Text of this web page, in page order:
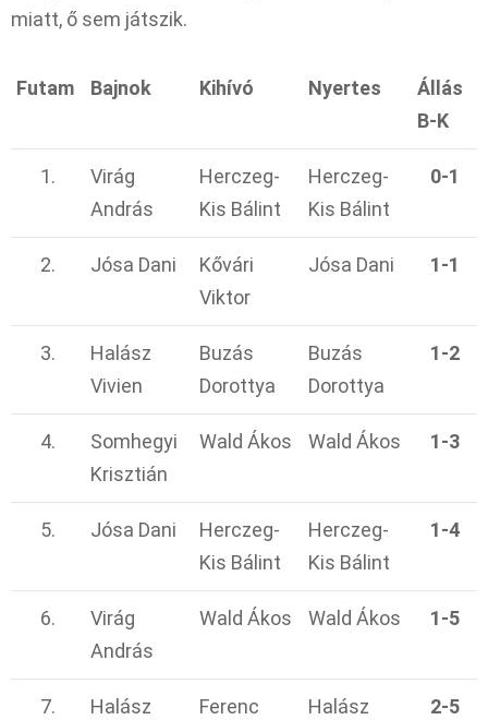
miatt, ő sem játszik.
Futam Bajnok Kihívó Nyertes
Állás
B-K
1.
Virág
András
Herczeg-
Kis Bálint
Herczeg-
Kis Bálint
0-1
2. Jósa Dani
Kővári
Viktor
Jósa Dani 1-1
3.
Halász
Vivien
Buzás
Dorottya
Buzás
Dorottya
1-2
4.
Somhegyi
Krisztián
Wald Ákos Wald Ákos 1-3
5. Jósa Dani
Herczeg-
Kis Bálint
Herczeg-
Kis Bálint
1-4
6.
Virág
András
Wald Ákos Wald Ákos 1-5
7. Halász Ferenc Halász 2-5